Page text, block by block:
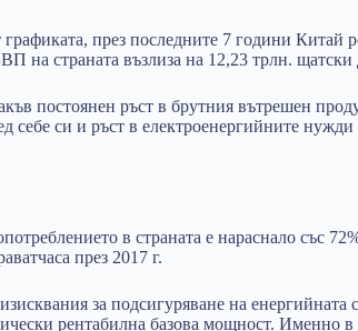
графиката, през последните 7 години Китай
на страната възлиза на 12,23 трлн. щатски
постоянен ръст в брутния вътрешен
себе си и ръст в електроенергийните нужди
в страната е нараснало със
през 2017 г.
за подсигуряване на енергийната
рентабилна базова мощност. Именно в